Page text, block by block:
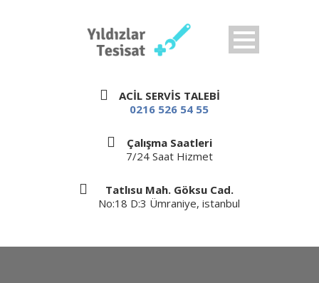
ACİL SERVİS TALEBİ
0216 526 54 55
Çalışma Saatleri
7/24 Saat Hizmet
Tatlısu Mah. Göksu Cad.
No:18 D:3 Ümraniye, istanbul